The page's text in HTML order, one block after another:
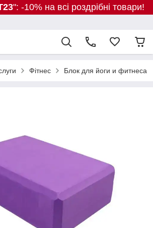
": -10% на всі роздрібні товари!
Фітнес Блок для йоги и фитнеса